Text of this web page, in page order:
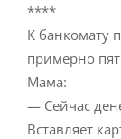
****
К банкомату
примерно
Мама:
— Сейчас
Вставляет